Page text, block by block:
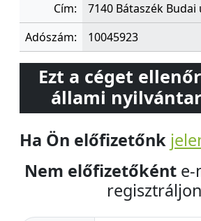
Cím:
7140 Bátaszék Budai
Adószám:
10045923
Ezt a céget
állami
Ha Ön előfizetőnk
Nem előfizetőként e-